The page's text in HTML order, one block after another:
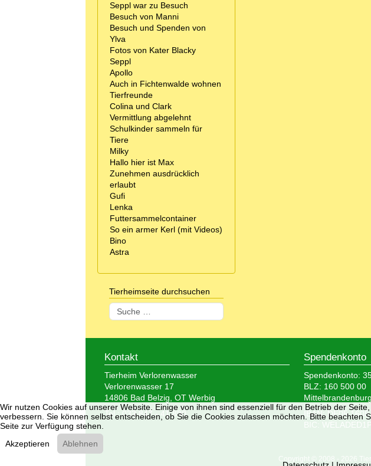
Seppl war zu Besuch
Besuch von Manni
Besuch und Spenden von
Ylva
Fotos von Kater Blacky
Seppl
Apollo
Auch in Fichtenwalde wohnen
Tierfreunde
Colina und Clark
Vermittlung abgelehnt
Schulkinder sammeln für
Tiere
Milky
Hallo hier ist Max
Zunehmen ausdrücklich
erlaubt
Gufi
Lenka
Futtersammelcontainer
So ein armer Kerl (mit Videos)
Bino
Astra
Tierheimseite durchsuchen
Suchen
Kontakt
Tierheim Verlorenwasser
Verlorenwasser 17
14806 Bad Belzig, OT Werbig
Tel.: 033 847 - 41 890
Spendenkonto
Spendenkonto:
BLZ: 160 500 00
IBAN: DE05
BIC:
Copyright © 2008 - 2026
Wir nutzen Cookies auf unserer Website. Einige von ihnen sind essenziell für den Betrieb der
verbessern. Sie können selbst entscheiden, ob Sie die Cookies zulassen möchten. Bitte
Seite zur Verfügung stehen.
Akzeptieren
Ablehnen